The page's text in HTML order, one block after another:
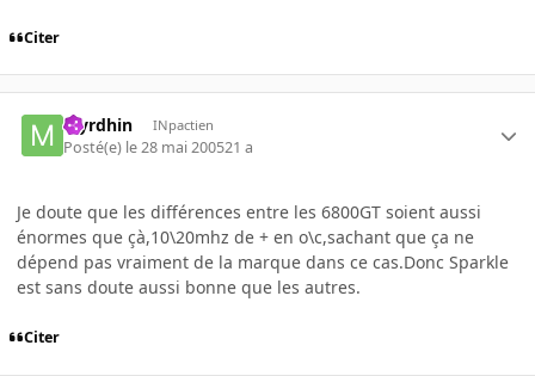
Citer
Myrdhin INpactien
Posté(e) le 28 mai 200521 a
Je doute que les différences entre les 6800GT soient aussi
énormes que çà,10\20mhz de + en o\c,sachant que ça ne
dépend pas vraiment de la marque dans ce cas.Donc Sparkle
est sans doute aussi bonne que les autres.
Citer